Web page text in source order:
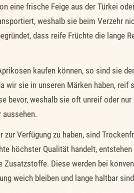
eine frische Feige aus der Türkei
weshalb sie beim Verzehr
dass reife Früchte die lange
kaufen können, so sind sie
wir sie in unseren Märken haben,
bevor, weshalb sie oft unreif oder
Verfügung zu haben, sind
höchster Qualität handelt,
Diese werden bei
weich bleiben und lange haltbar